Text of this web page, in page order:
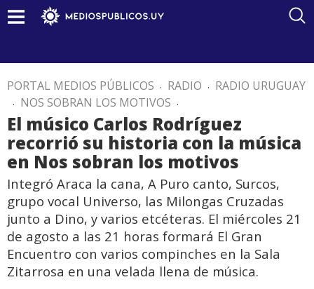
PORTAL MEDIOS PÚBLICOS . RADIO . RADIO URUGUAY
. NOS SOBRAN LOS MOTIVOS .
El músico Carlos Rodríguez
recorrió su historia con la música
en Nos sobran los motivos
Integró Araca la cana, A Puro canto, Surcos,
grupo vocal Universo, las Milongas Cruzadas
junto a Dino, y varios etcéteras. El miércoles 21
de agosto a las 21 horas formará El Gran
Encuentro con varios compinches en la Sala
Zitarrosa en una velada llena de música.